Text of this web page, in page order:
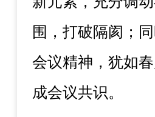
围，打破隔阂；
会议精神，犹如
成会议共识。